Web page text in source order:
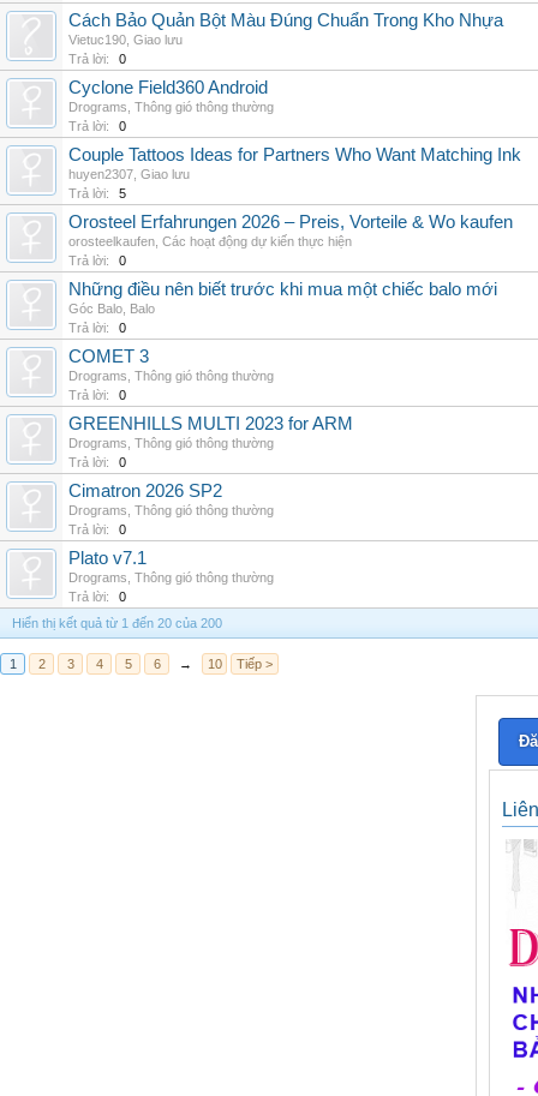
Cách Bảo Quản Bột Màu Đúng Chuẩn Trong Kho Nhựa
Vietuc190 Giao lưu
Trả lời:
0
Cyclone Field360 Android
Drograms Thông gió thông thường
Trả lời:
0
Couple Tattoos Ideas for Partners Who Want Matching Ink
huyen2307 Giao lưu
Trả lời:
5
Orosteel Erfahrungen 2026 – Preis, Vorteile & Wo kaufen
orosteelkaufen Các hoạt động dự kiến thực hiện
Trả lời:
0
Những điều nên biết trước khi mua một chiếc balo mới
Góc Balo Balo
Trả lời:
0
COMET 3
Drograms Thông gió thông thường
Trả lời:
0
GREENHILLS MULTI 2023 for ARM
Drograms Thông gió thông thường
Trả lời:
0
Cimatron 2026 SP2
Drograms Thông gió thông thường
Trả lời:
0
Plato v7.1
Drograms Thông gió thông thường
Trả lời:
0
Hiển thị kết quả từ 1 đến 20 của 200
1 2 3 4 5 6 → 10 Tiếp >